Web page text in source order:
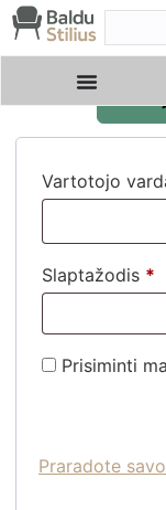
Vartotojo
Slaptažodis *
Alternative:
Prisiminti
Praradote